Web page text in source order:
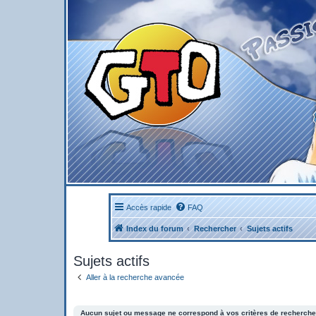
Accès rapide FAQ
Index du forum Rechercher Sujets actifs
Sujets actifs
Aller à la recherche avancée
Aucun sujet ou message ne correspond à vos critères de